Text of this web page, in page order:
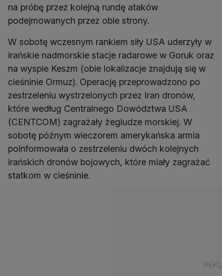
na próbę przez kolejną rundę ataków
podejmowanych przez obie strony.
W sobotę wczesnym rankiem siły USA uderzyły w
irańskie nadmorskie stacje radarowe w Goruk oraz
na wyspie Keszm (obie lokalizacje znajdują się w
cieśninie Ormuz). Operację przeprowadzono po
zestrzeleniu wystrzelonych przez Iran dronów,
które według Centralnego Dowództwa USA
(CENTCOM) zagrażały żegludze morskiej. W
sobotę późnym wieczorem amerykańska armia
poinformowała o zestrzeleniu dwóch kolejnych
irańskich dronów bojowych, które miały zagrażać
statkom w cieśninie.